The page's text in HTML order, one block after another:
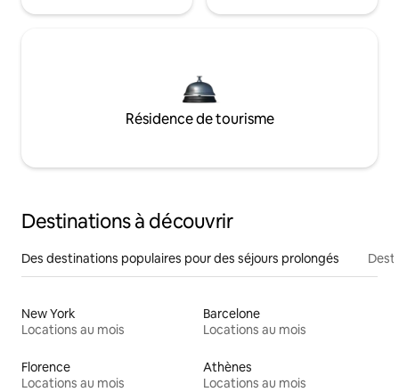
Résidence de tourisme
Destinations à découvrir
Des destinations populaires pour des séjours prolongés
New York
Locations au mois
Barcelone
Locations au mois
Florence
Locations au mois
Athènes
Locations au mois